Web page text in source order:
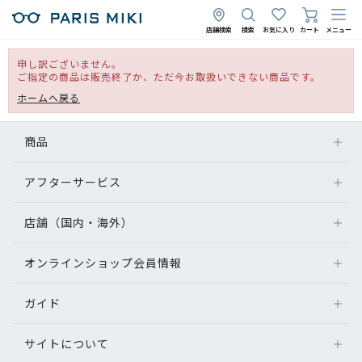
店舗検索 検索 お気に入り カート メニュー
申し訳ございません。
ご指定の商品は販売終了か、ただ今お取扱いできない商品です。
ホームへ戻る
商品
アフターサービス
店舗（国内・海外）
オンラインショップ会員情報
ガイド
サイトについて